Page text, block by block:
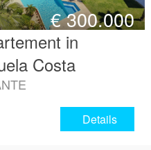
€ 300.000
in
Costa
Details